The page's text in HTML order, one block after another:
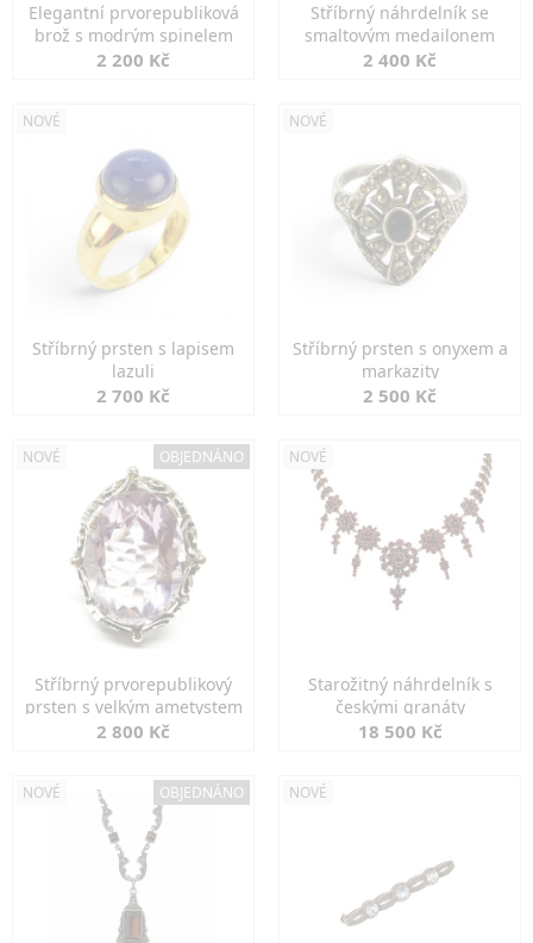
Elegantní prvorepubliková
brož s modrým spinelem
2 200 Kč
Stříbrný náhrdelník se
smaltovým medailonem
2 400 Kč
NOVÉ
Stříbrný prsten s lapisem
lazuli
2 700 Kč
NOVÉ
Stříbrný prsten s onyxem a
markazity
2 500 Kč
NOVÉ OBJEDNÁNO
Stříbrný prvorepublikový
prsten s velkým ametystem
2 800 Kč
NOVÉ
Starožitný náhrdelník s
českými granáty
18 500 Kč
NOVÉ OBJEDNÁNO NOVÉ